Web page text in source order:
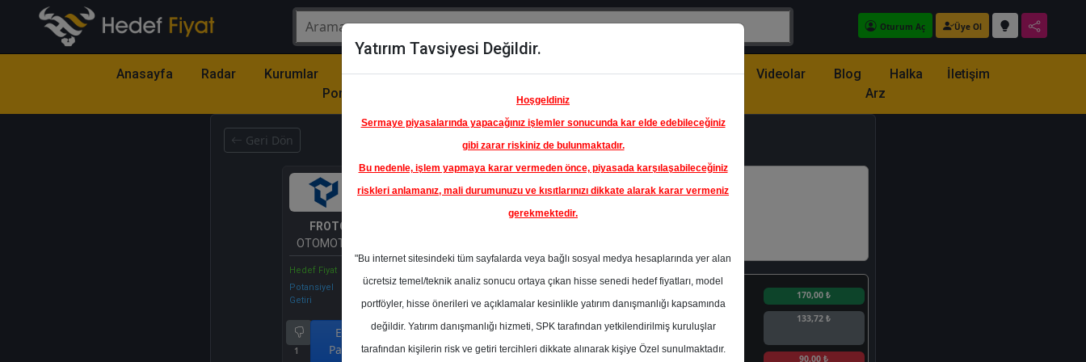
Oturum Aç Üye Ol
Anasayfa Radar Kurumlar
Model
Portföy
Hisse
Öne
Çıkanlar
Raporlar Partnerlerimiz Videolar Blog
Halka
Arz
İletişim
Geri Dön
FROTO
OTOMOTİV SANAYİ
A.Ş.
Hedef Fiyat
Potansiyel
Getiri
%53.65
1
End.
Paralel
4
En Yüksek Tahmin 170,00 ₺
Ortalama Fiyat
Tahmini
133,72 ₺
90,00 ₺
Yatırım Tavsiyesi Değildir.
Hoşgeldiniz
Sermaye piyasalarında yapacağınız işlemler sonucunda kar elde edebileceğiniz
gibi zarar riskiniz de bulunmaktadır.
Bu nedenle, işlem yapmaya karar vermeden önce, piyasada karşılaşabileceğiniz
riskleri anlamanız, mali durumunuzu ve kısıtlarınızı dikkate alarak karar vermeniz
gerekmektedir.
"Bu internet sitesindeki tüm sayfalarda veya bağlı sosyal medya hesaplarında yer alan
ücretsiz temel/teknik analiz sonucu ortaya çıkan hisse senedi hedef fiyatları, model
portföyler, hisse önerileri ve açıklamalar kesinlikle yatırım danışmanlığı kapsamında
değildir. Yatırım danışmanlığı hizmeti, SPK tarafından yetkilendirilmiş kuruluşlar
tarafından kişilerin risk ve getiri tercihleri dikkate alınarak kişiye Özel sunulmaktadır.